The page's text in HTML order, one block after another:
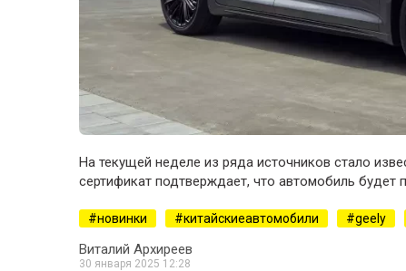
На текущей неделе из ряда источников стало
сертификат подтверждает, что автомобиль будет
новинки китайскиеавтомобили geely
Виталий Архиреев
30 января 2025 12:28